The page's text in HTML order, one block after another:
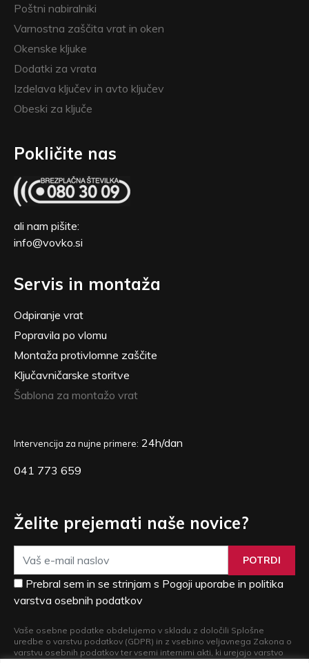
Poštni nabiralniki
Varnostna zaščita vrat in oken
Okenske kljuke
Dodatki za vrata
Izdelava ključev in avto ključev
Obeski za ključe
Pokličite nas
ali nam pišite:
info@vovko.si
Servis in montaža
Odpiranje vrat
Popravila po vlomu
Montaža protivlomne zaščite
Ključavničarske storitve
Šablona za montažo vrat
Intervencija za nujne primere: 24h/dan
041 773 659
Želite prejemati naše novice?
POTRDI
Prebral sem in se strinjam s Pogoji uporabe in politika
varstva osebnih podatkov
Vaše osebne podatke obdelujemo v skladu z določili Splošne
uredbe o varstvu podatkov (GDPR) in z vsebino veljavnega Zakona o
varstvu osebnih podatkov ter vsemi internimi akti, ki urejajo varstvo